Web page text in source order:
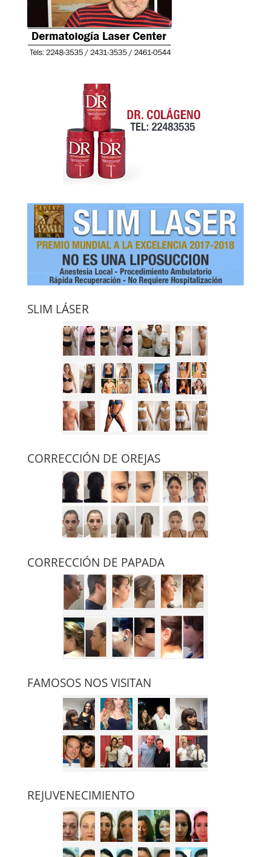
SLIM LÁSER
CORRECCIÓN DE OREJAS
CORRECCIÓN DE PAPADA
FAMOSOS NOS VISITAN
REJUVENECIMIENTO